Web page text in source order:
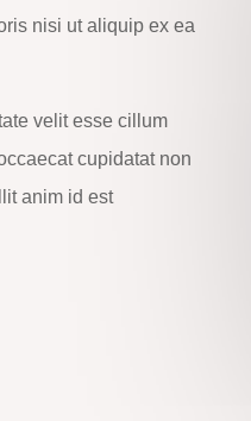
nisi ut aliquip ex ea
velit esse cillum
cupidatat non
anim id est